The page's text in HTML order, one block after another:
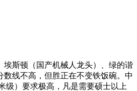
埃斯顿（国产机械人龙头）、绿的谐
线不高，但胜正在不变铁饭碗。中
级）要求极高，凡是需要硕士以上